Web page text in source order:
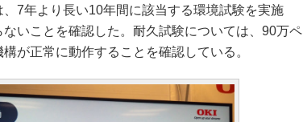
7年より長い10年間に該当する環境試験を実施
いことを確認した。耐久試験については、90万ペ
が正常に動作することを確認している。